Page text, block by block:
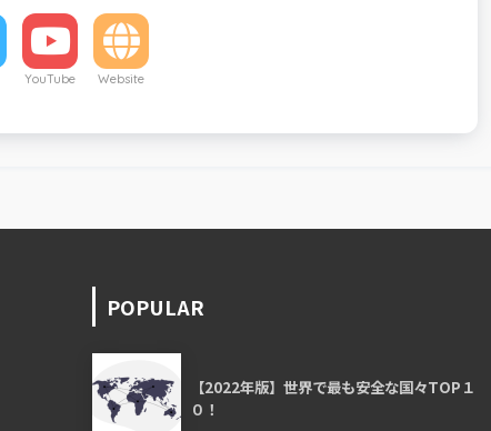
YouTube Website
POPULAR
【2022年版】世界で最も安全な国々TOP１
０！